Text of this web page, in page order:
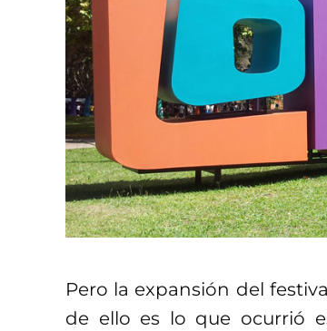
Pero la expansión del
de ello es lo que ocurrió